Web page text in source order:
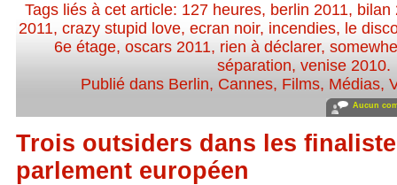
Tags liés à cet article: 127 heures, berlin 2011, bilan
2011, crazy stupid love, ecran noir, incendies, le
6e étage,oscars 2011, rien à déclarer,
séparation, venise 2010.
Publié dans Berlin, Cannes, Films, Médias,
Aucun
Trois outsiders dans les
parlement européen